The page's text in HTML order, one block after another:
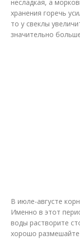
несладкая, а
хранения горечь
то у свеклы
значительно
В июле-августе
Именно в этот
воды растворите
хорошо размешайте